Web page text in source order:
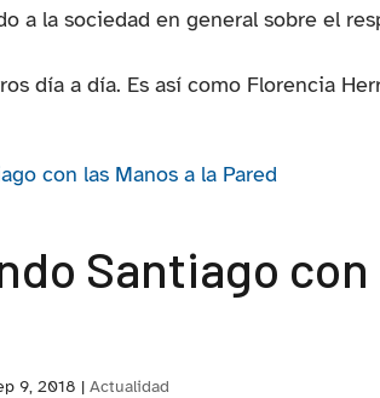
a la sociedad en general sobre el
día a día. Es así como Florencia
Santiago con
9, 2018 |Actualidad